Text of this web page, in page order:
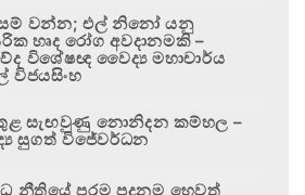
වන්න; එල් නිනෝ යනු
හෘද රෝග අවදානමකි –
විශේෂඥ වෛද්‍ය මහාචාර්ය
විජයසිංහ
සැඟවුණු නොනිදන කම්හල –
සුගත් විජේවර්ධන
නීතියේ පරම පදනම හෙවත්